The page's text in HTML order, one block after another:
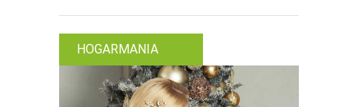
HOGARMANIA